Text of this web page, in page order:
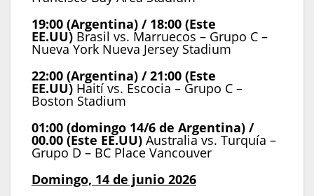
19:00 (Argentina) / 18:00 (Este
EE.UU) Brasil vs. Marruecos – Grupo C –
Nueva York Nueva Jersey Stadium
22:00 (Argentina) / 21:00 (Este
EE.UU) Haití vs. Escocia – Grupo C –
Boston Stadium
01:00 (domingo 14/6 de Argentina) /
00.00 (Este EE.UU) Australia vs. Turquía –
Grupo D – BC Place Vancouver
Domingo, 14 de junio 2026